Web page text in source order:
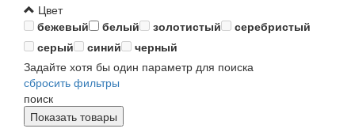
Цвет
бежевый
белый золотистый
серебристый
серый
синий
черный
Задайте хотя бы один параметр для поиска
сбросить фильтры
поиск